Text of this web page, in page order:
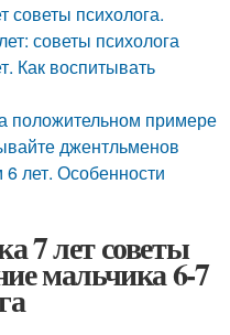
советы психолога.
советы психолога
Как воспитывать
положительном примере
джентльменов
6 лет. Особенности
7 лет советы
мальчика 6-7